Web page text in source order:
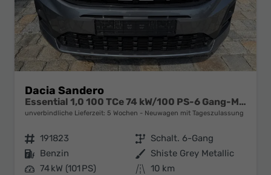
Dacia Sandero
Essential 1,0 100 TCe 74 kW/100 PS-6 Gang-MJ 2026-15“ Stahlfelgen-Garantie-PDC hinten-Lane Assist-LED-Tempomat-Klimaanlage-DAB-Bluetooth
unverbindliche Lieferzeit: 5 Wochen Neuwagen mit Tageszulassung
Fahrzeugnr. 191823 Getriebe Schalt. 6-Gang
Kraftstoff Benzin Außenfarbe Shiste Grey Metallic
Leistung 74 kW (101 PS) Kilometerstand 10 km